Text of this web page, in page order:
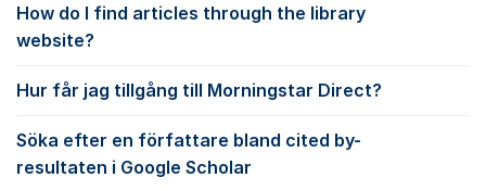
How do I find articles through the library
website?
Hur får jag tillgång till Morningstar Direct?
Söka efter en författare bland cited by-
resultaten i Google Scholar